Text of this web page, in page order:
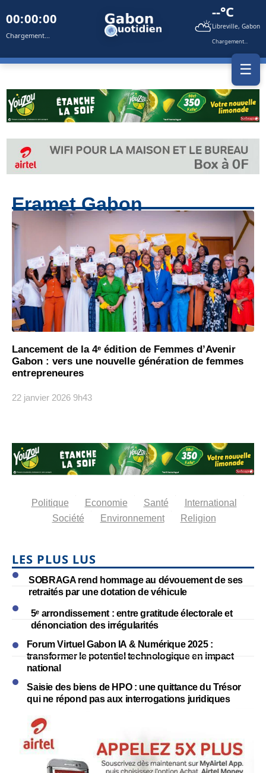
00:00:00
Chargement... ⛅
--°C
Libreville, Gabon
Chargement...
☰
Eramet Gabon
Lancement de la 4ᵉ édition de Femmes d’Avenir
Gabon : vers une nouvelle génération de femmes
entrepreneures
22 janvier 2026 9h43
Politique Economie Santé
International
Société
Environnement Religion
LES PLUS LUS
SOBRAGA rend hommage au dévouement de ses
retraités par une dotation de véhicule
5ᵉ arrondissement : entre gratitude électorale et
dénonciation des irrégularités
Forum Virtuel Gabon IA & Numérique 2025 :
transformer le potentiel technologique en impact
national
Saisie des biens de HPO : une quittance du Trésor
qui ne répond pas aux interrogations juridiques